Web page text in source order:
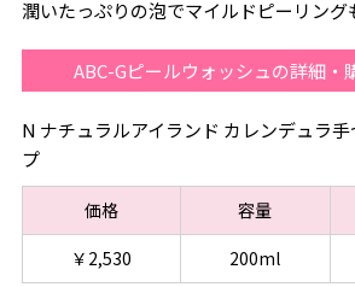
潤いたっぷりの泡でマイルドピーリング
ABC-Gピールウォッシュの詳細・
N ナチュラルアイランド カレンデュラ
プ
価格 容量
￥2,530
200ml